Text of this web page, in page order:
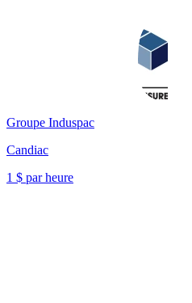
Groupe Induspac
Candiac
1 $ par heure